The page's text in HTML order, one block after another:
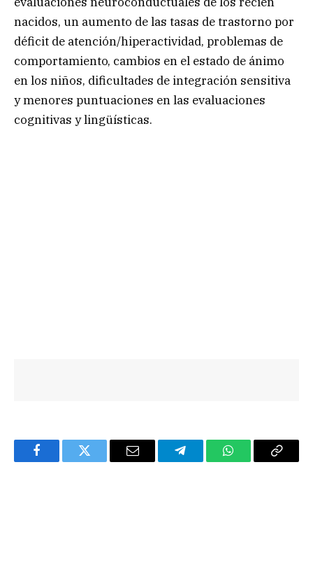
nacidos, un aumento de las tasas de trastorno por
déficit de atención/hiperactividad, problemas de
comportamiento, cambios en el estado de ánimo
en los niños, dificultades de integración sensitiva
y menores puntuaciones en las evaluaciones
cognitivas y lingüísticas.
FacebookTwitter Email TelegramWhatsAppCopy